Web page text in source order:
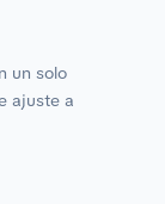
un solo
ajuste a